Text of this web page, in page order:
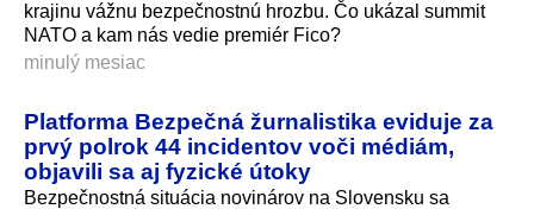
krajinu vážnu bezpečnostnú hrozbu. Čo ukázal summit
NATO a kam nás vedie premiér Fico?
minulý mesiac
Platforma Bezpečná žurnalistika eviduje za
prvý polrok 44 incidentov voči médiám,
objavili sa aj fyzické útoky
Bezpečnostná situácia novinárov na Slovensku sa